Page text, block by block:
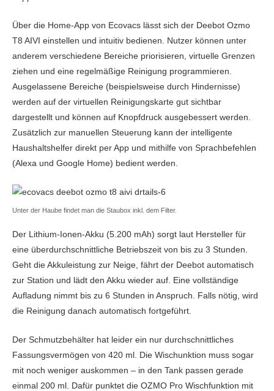
Über die Home-App von Ecovacs lässt sich der Deebot Ozmo
T8 AIVI einstellen und intuitiv bedienen. Nutzer können unter
anderem verschiedene Bereiche priorisieren, virtuelle Grenzen
ziehen und eine regelmäßige Reinigung programmieren.
Ausgelassene Bereiche (beispielsweise durch Hindernisse)
werden auf der virtuellen Reinigungskarte gut sichtbar
dargestellt und können auf Knopfdruck ausgebessert werden.
Zusätzlich zur manuellen Steuerung kann der intelligente
Haushaltshelfer direkt per App und mithilfe von Sprachbefehlen
(Alexa und Google Home) bedient werden.
Unter der Haube findet man die Staubox inkl. dem Filter.
Der Lithium-Ionen-Akku (5.200 mAh) sorgt laut Hersteller für
eine überdurchschnittliche Betriebszeit von bis zu 3 Stunden.
Geht die Akkuleistung zur Neige, fährt der Deebot automatisch
zur Station und lädt den Akku wieder auf. Eine vollständige
Aufladung nimmt bis zu 6 Stunden in Anspruch. Falls nötig, wird
die Reinigung danach automatisch fortgeführt.
Der Schmutzbehälter hat leider ein nur durchschnittliches
Fassungsvermögen von 420 ml. Die Wischunktion muss sogar
mit noch weniger auskommen – in den Tank passen gerade
einmal 200 ml. Dafür punktet die OZMO Pro Wischfunktion mit